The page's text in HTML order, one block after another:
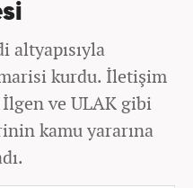
altyapısıyla
kurdu. İletişim
İlgen ve ULAK gibi
kamu yararına